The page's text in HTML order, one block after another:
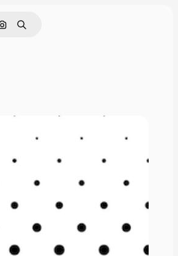
Nach Bild suchen
Suchen